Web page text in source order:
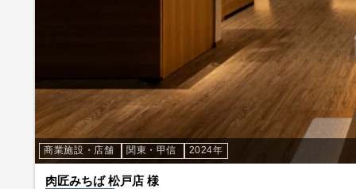
商業施設・店舗 関東・甲信 2024年
肉匠みちば 松戸店 様